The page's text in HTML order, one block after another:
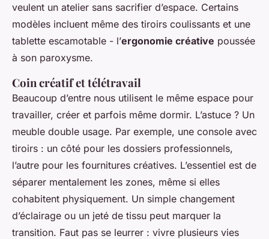
veulent un atelier sans sacrifier d’espace. Certains
modèles incluent même des tiroirs coulissants et une
tablette escamotable - l’ergonomie créative poussée
à son paroxysme.
Coin créatif et télétravail
Beaucoup d’entre nous utilisent le même espace pour
travailler, créer et parfois même dormir. L’astuce ? Un
meuble double usage. Par exemple, une console avec
tiroirs : un côté pour les dossiers professionnels,
l’autre pour les fournitures créatives. L’essentiel est de
séparer mentalement les zones, même si elles
cohabitent physiquement. Un simple changement
d’éclairage ou un jeté de tissu peut marquer la
transition. Faut pas se leurrer : vivre plusieurs vies